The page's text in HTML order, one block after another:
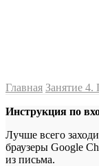
Главная Занятие 4.
Инструкция по
Лучше всего
браузеры Google
из письма.